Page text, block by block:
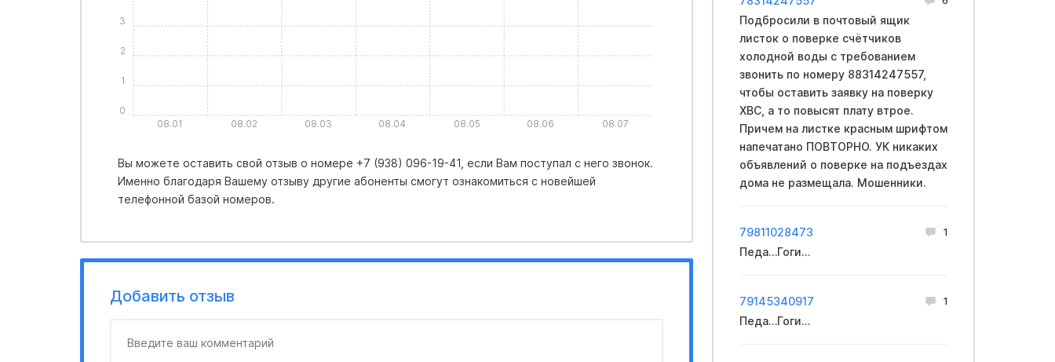
08.01 08.02 08.03 08.04 08.05 08.06 08.07
0
1
2
3
Вы можете оставить свой отзыв о номере +7 (938) 096-19-41, если Вам поступал с него звонок.
Именно благодаря Вашему отзыву другие абоненты смогут ознакомиться с новейшей
телефонной базой номеров.
Добавить отзыв
Подбросили в почтовый ящик
листок о поверке счётчиков
холодной воды с требованием
звонить по номеру 88314247557,
чтобы оставить заявку на поверку
ХВС, а то повысят плату втрое.
Причем на листке красным шрифтом
напечатано ПОВТОРНО. УК никаких
объявлений о поверке на подъездах
дома не размещала. Мошенники.
79811028473 1
Педа…Гоги…
79145340917 1
Педа…Гоги…